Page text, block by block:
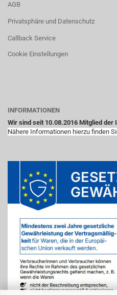
AGB
Privatsphäre und Datenschutz
Callback Service
Cookie Einstellungen
INFORMATIONEN
Wir sind seit 10.08.2016 Mitglied der
Nähere Informationen hierzu finden